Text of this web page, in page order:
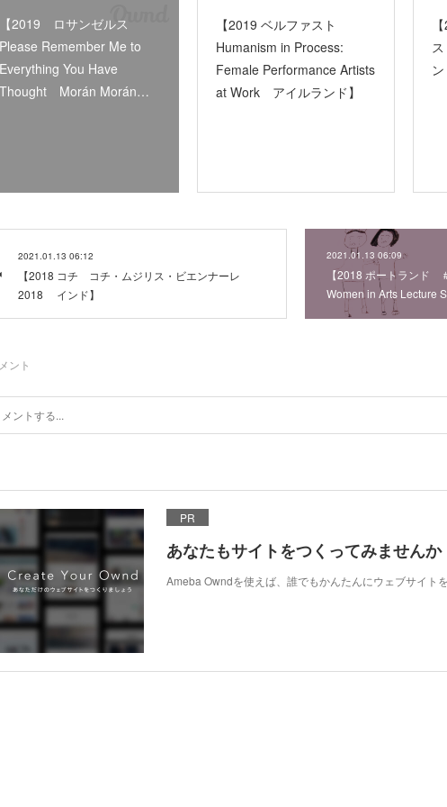
【2019 ロサンゼルス
Please Remember Me to
Everything You Have
Thought Morán Morán…
【2019 ベルファスト
Humanism in Process:
Female Performance Artists
at Work アイルランド】
ン
2021.01.13 06:12
【2018 コチ コチ・ムジリス・ビエンナーレ
2018 インド】
2021.01.13 06:09
【2018 ポートランド
Women in Arts Lecture
ント
PR
あなたもサイトをつくってみませんか
Ameba Owndを使えば、誰でもかんたんにウェブサイト